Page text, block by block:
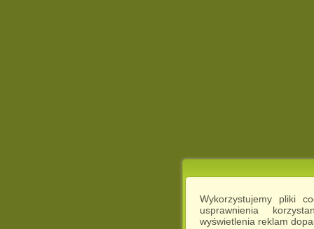
Wykorzystujemy pliki
usprawnienia
wyświetlenia reklam